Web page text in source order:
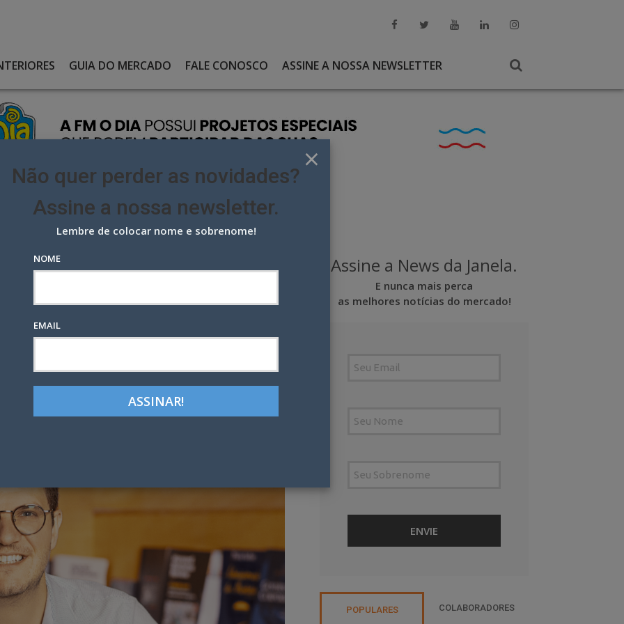
GUIA DO MERCADO FALE CONOSCO ASSINE A NOSSA NEWSLETTER
DA ABAP RIO
da Abap Rio
Google+ LinkedIn Pinterest
Assine a News da Janela.
E nunca mais perca
as melhores notícias do mercado!
POPULARES COLABORADORES
×
Não quer perder as novidades?
Assine a nossa newsletter.
Lembre de colocar nome e sobrenome!
NOME
EMAIL